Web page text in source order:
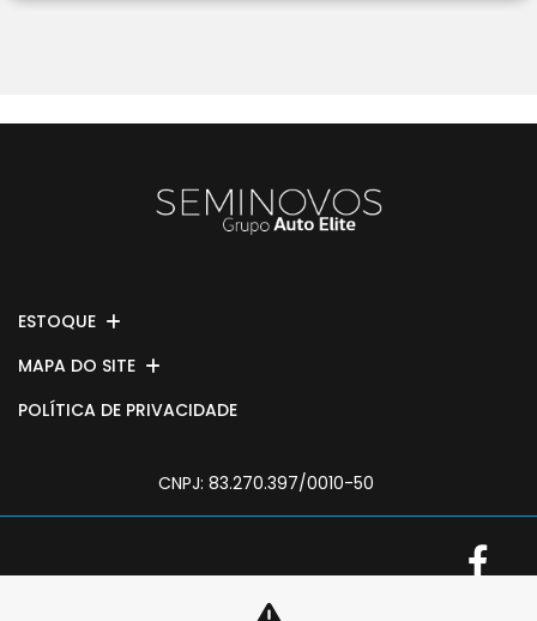
ESTOQUE
MAPA DO SITE
POLÍTICA DE PRIVACIDADE
CNPJ: 83.270.397/0010-50